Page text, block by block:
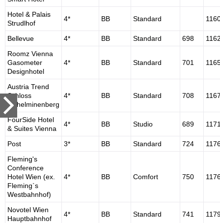
Hotel & Palais
Strudlhof
4* BB Standard
Bellevue 4* BB Standard 698
Roomz Vienna
Gasometer
Designhotel
4* BB Standard 701
Austria Trend
Schloss
Wilhelminenberg
4* BB Standard 708
FourSide Hotel
& Suites Vienna
4* BB Studio 689
Post 3* BB Standard 724
Fleming's
Conference
Hotel Wien (ex.
Fleming`s
Westbahnhof)
4* BB Comfort 750
Novotel Wien
Hauptbahnhof
4* BB Standard 741